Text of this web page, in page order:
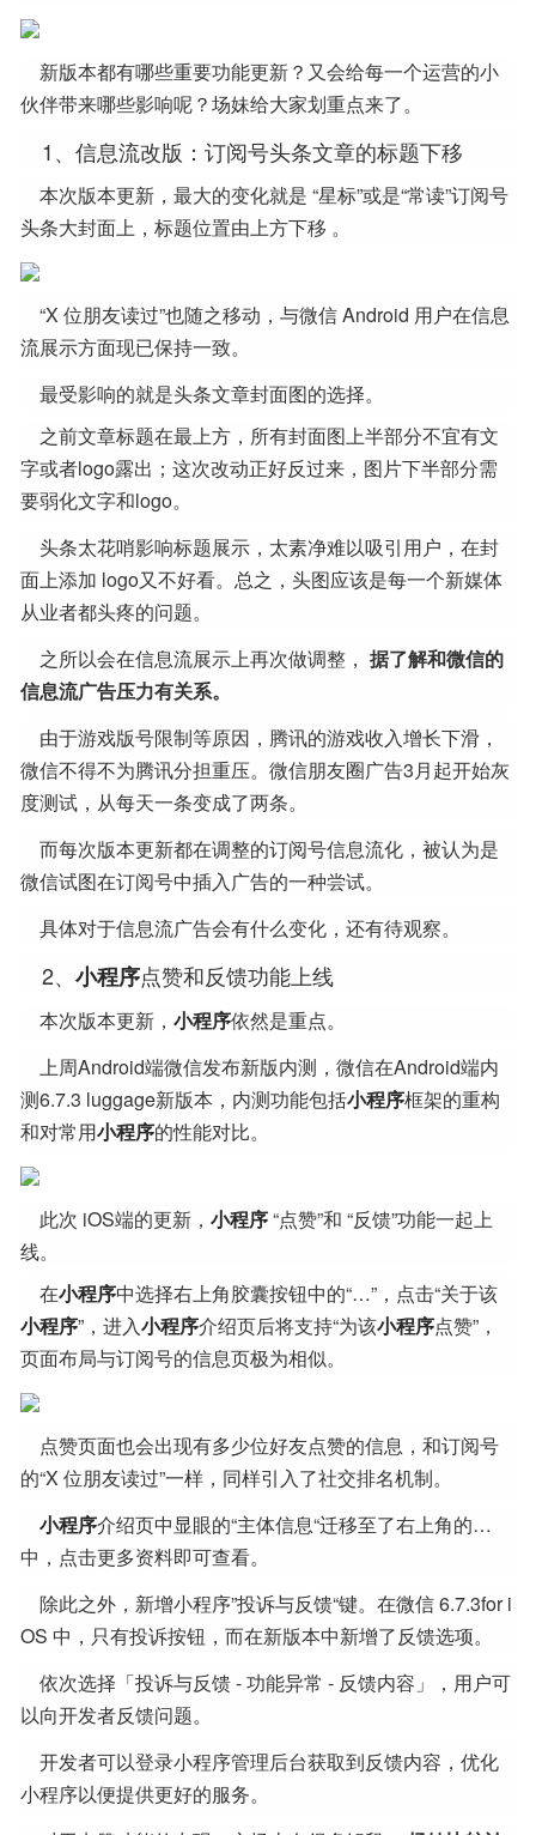
新版本都有哪些重要功能更新？又会给每一个运营的小
伙伴带来哪些影响呢？场妹给大家划重点来了。
1、信息流改版：订阅号头条文章的标题下移
本次版本更新，最大的变化就是 “星标”或是“常读”订阅号
头条大封面上，标题位置由上方下移 。
“X 位朋友读过”也随之移动，与微信 Android 用户在信息
流展示方面现已保持一致。
最受影响的就是头条文章封面图的选择。
之前文章标题在最上方，所有封面图上半部分不宜有文
字或者logo露出；这次改动正好反过来，图片下半部分需
要弱化文字和logo。
头条太花哨影响标题展示，太素净难以吸引用户，在封
面上添加 logo又不好看。总之，头图应该是每一个新媒体
从业者都头疼的问题。
之所以会在信息流展示上再次做调整，据了解和微信的
信息流广告压力有关系。
由于游戏版号限制等原因，腾讯的游戏收入增长下滑，
微信不得不为腾讯分担重压。微信朋友圈广告3月起开始灰
度测试，从每天一条变成了两条。
而每次版本更新都在调整的订阅号信息流化，被认为是
微信试图在订阅号中插入广告的一种尝试。
具体对于信息流广告会有什么变化，还有待观察。
2、小程序点赞和反馈功能上线
本次版本更新，小程序依然是重点。
上周Android端微信发布新版内测，微信在Android端内
测6.7.3 luggage新版本，内测功能包括小程序框架的重构
和对常用小程序的性能对比。
此次 iOS端的更新，小程序“点赞”和 “反馈”功能一起上
线。
在小程序中选择右上角胶囊按钮中的“…”，点击“关于该
小程序”，进入小程序介绍页后将支持“为该小程序点赞”，
页面布局与订阅号的信息页极为相似。
点赞页面也会出现有多少位好友点赞的信息，和订阅号
的“X 位朋友读过”一样，同样引入了社交排名机制。
小程序介绍页中显眼的“主体信息“迁移至了右上角的…
中，点击更多资料即可查看。
除此之外，新增小程序”投诉与反馈“键。在微信 6.7.3for i
OS 中，只有投诉按钮，而在新版本中新增了反馈选项。
依次选择「投诉与反馈 - 功能异常 - 反馈内容」，用户可
以向开发者反馈问题。
开发者可以登录小程序管理后台获取到反馈内容，优化
小程序以便提供更好的服务。